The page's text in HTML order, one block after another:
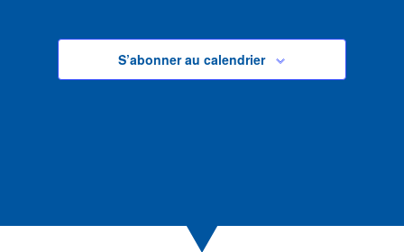
S’abonner au calendrier